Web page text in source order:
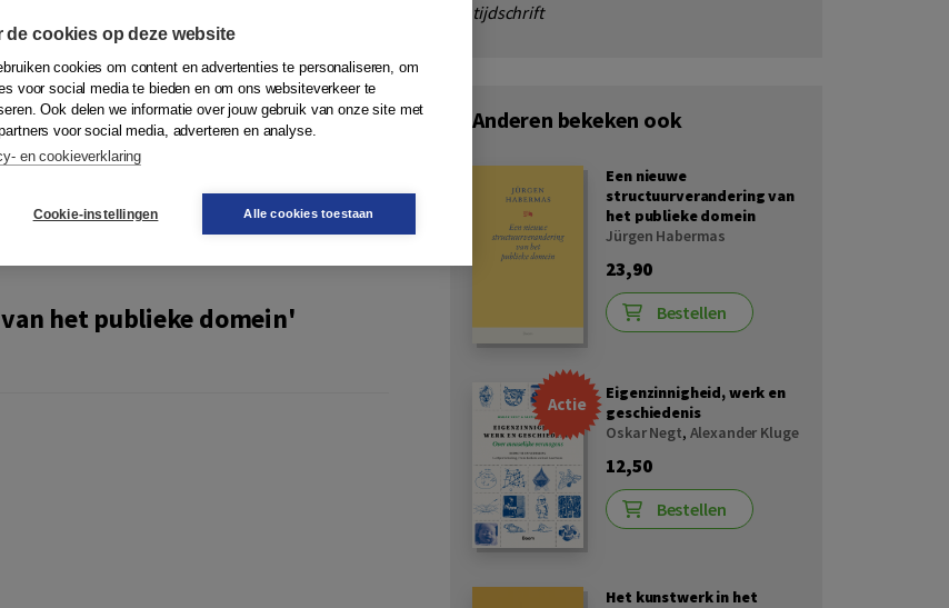
Habermas de weg naar een oplossing: een
van het publieke domeinstaat daarmee aan
het publieke domein'
tijdschrift
Anderen bekeken ook
Een nieuwe
structuurverandering van
het publieke domein
Jürgen Habermas
23,90
Bestellen
Actie
Eigenzinnigheid, werk en
geschiedenis
Oskar Negt, Alexander Kluge
12,50
Bestellen
Het kunstwerk in het
de cookies op deze website
cookies om content en advertenties te personaliseren, om
voor social media te bieden en om ons websiteverkeer te
Ook delen we informatie over jouw gebruik van onze site met
voor social media, adverteren en analyse.
en cookieverklaring
Cookie-instellingen Alle cookies toestaan